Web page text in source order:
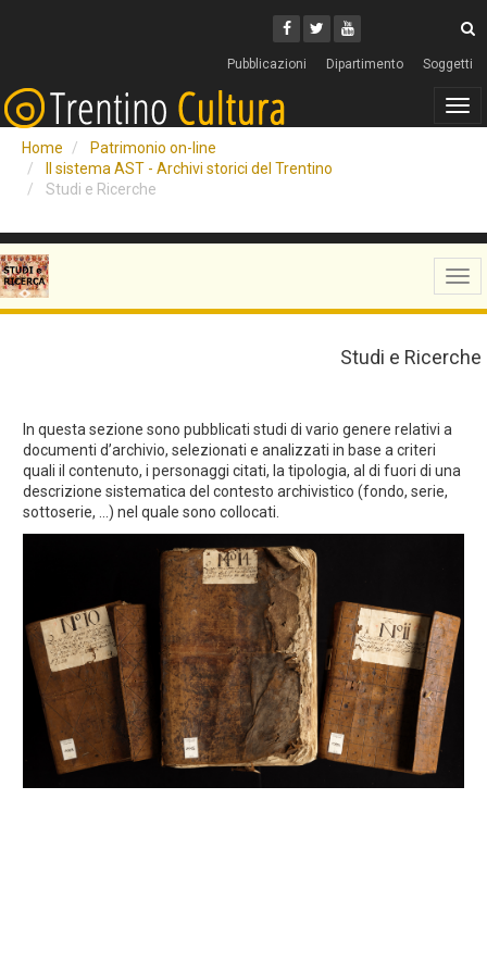
Facebook
Twitter
Youtube
Pubblicazioni Dipartimento Soggetti
Home
Patrimonio on-line
Il sistema AST - Archivi storici del Trentino
Studi e Ricerche
Studi e Ricerche
In questa sezione sono pubblicati studi di vario genere relativi a
documenti d’archivio, selezionati e analizzati in base a criteri
quali il contenuto, i personaggi citati, la tipologia, al di fuori di una
descrizione sistematica del contesto archivistico (fondo, serie,
sottoserie, ...) nel quale sono collocati.